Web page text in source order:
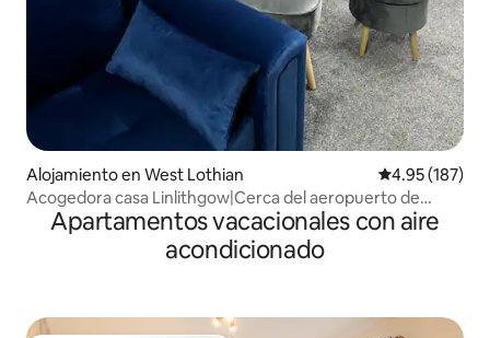
Alojamiento en West Lothian Calificación
4.95 (187)
Acogedora casa Linlithgow|Cerca del aeropuerto de
Edi|Estacionamiento gratuito
Apartamentos vacacionales con aire
acondicionado